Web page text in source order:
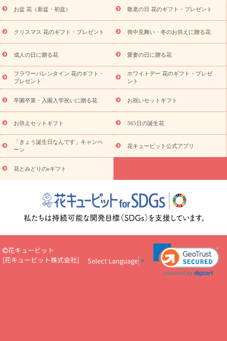
お盆（新盆・初盆）
お祝い返し お見舞い
お取り
プリザーブドフラワー
スタイルから探す
アレンジメント
蘭・花鉢
ミディ胡蝶蘭・お祝い ミディ胡蝶蘭・お供え
の青色胡蝶蘭
観葉植物 観葉植物 産直多肉植物
プリザーブ
ドフラワー
お祝い お供え・お悔やみ 花とセットギフト
ミオーダー
プチギフト（hanamore -ハナモア-）
花とみどりの
eギフト
花キューピットのeGfit カラー ピンク
レンジ
レッド お花の種類 バラ ユリ トルコキキョウ
予
算から探す
お祝い お祝い・3000円～ お祝い・
お祝い・5000円～ お祝い・7000円～ お祝い・10000円～
お供え・お悔やみ
お供え・お悔やみ・3000円～
お供え・お
悔やみ・5000円～ お供え・お悔やみ・7000円～
お供え・お悔
やみ・10000円～
365日の誕生花カレンダー
開店・開業祝
お祝いを贈るときのマナー・
花キューピットのお祝いコラム一覧
誕生日のお花を「色
彩心理学」で選ぶ方法
結婚祝いの予算相場
出産祝いお役立ち情
転職祝いのマナー基礎知識
ペットのお祝いワンポイントアド
バイス
スタンド花（フラスタ）のマナー
お見舞いのマナーとル
お祝い花のマナー総まとめ
場上司や先輩へ贈るお祝い花の正解は？
開店祝いの花 選び方ガイ
ド（早見表あり）
花キューピットのお供え・
お盆 花（新盆・初盆） 敬老の日 花のギフト・プレゼント
クリスマス 花のギフト・プレゼント 喪中見舞い・冬のお供えに贈る花
成人の日に贈る花 愛妻の日に贈る花
フラワーバレンタイン 花のギフト・
プレゼント
ホワイトデー 花のギフト・プレゼ
ント
卒園卒業・入園入学祝いに贈る花 お祝いセットギフト
お供えセットギフト 365日の誕生花
「きょう誕生日なんです」キャンペ
ーン
花キューピット公式アプリ
花とみどりのeギフト
花キューピット
[花キューピット株式会社] Select Language ▼